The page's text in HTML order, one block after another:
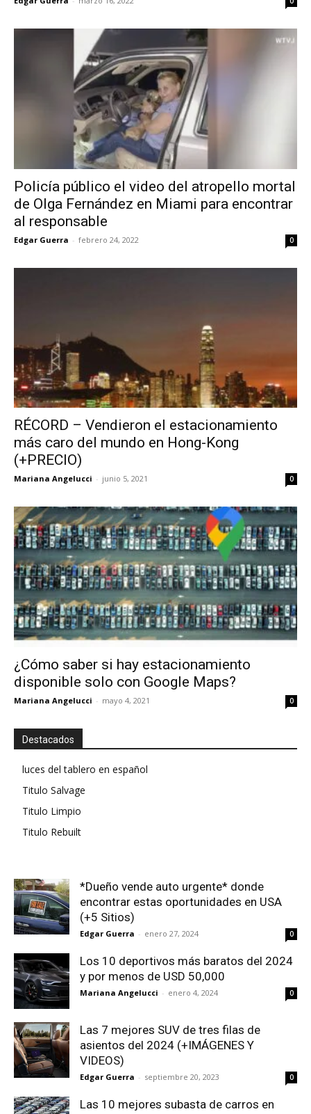
Policía público el video del atropello mortal
de Olga Fernández en Miami para encontrar
al responsable
Edgar Guerra - febrero 24, 2022 0
RÉCORD – Vendieron el estacionamiento
más caro del mundo en Hong-Kong
(+PRECIO)
Mariana Angelucci - junio 5, 2021 0
¿Cómo saber si hay estacionamiento
disponible solo con Google Maps?
Mariana Angelucci - mayo 4, 2021 0
Destacados
luces del tablero en español
Titulo Salvage
Titulo Limpio
Titulo Rebuilt
*Dueño vende auto urgente* donde
encontrar estas oportunidades en USA
(+5 Sitios)
Edgar Guerra - enero 27, 2024 0
Los 10 deportivos más baratos del 2024
y por menos de USD 50,000
Mariana Angelucci - enero 4, 2024 0
Las 7 mejores SUV de tres filas de
asientos del 2024 (+IMÁGENES Y
VIDEOS)
Edgar Guerra - septiembre 20, 2023 0
Las 10 mejores subasta de carros en